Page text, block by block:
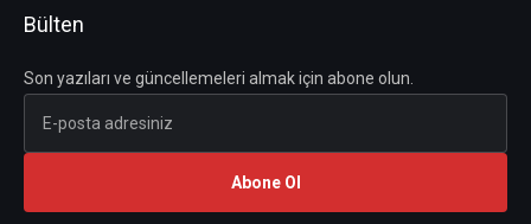
Bülten
Son yazıları ve güncellemeleri almak için abone olun.
Abone Ol